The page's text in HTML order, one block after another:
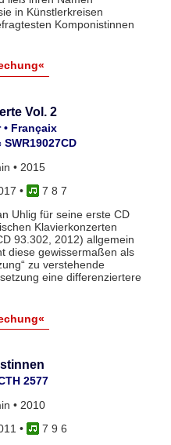
in Künstlerkreisen
Komponistinnen
Vol. 2
• Françaix
• 2015
•
7 8 7
Uhlig für seine erste CD
Klavierkonzerten
93.302, 2012) allgemein
diese gewissermaßen als
zu verstehende
eine differenziertere
2577
• 2010
•
7 9 6